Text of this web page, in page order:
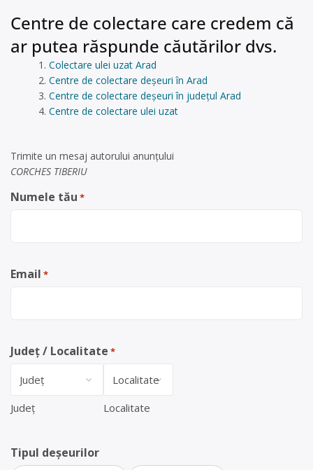
Centre de colectare care credem că
ar putea răspunde căutărilor dvs.
Colectare ulei uzat Arad
Centre de colectare deșeuri în Arad
Centre de colectare deșeuri în județul Arad
Centre de colectare ulei uzat
Trimite un mesaj autorului anunţului
CORCHES TIBERIU
Numele tău *
Email *
Județ / Localitate *
Județ Localitate
Tipul deșeurilor